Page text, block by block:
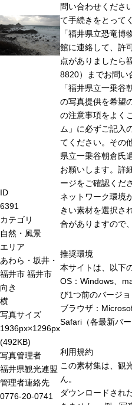
ID
6391
カテゴリ
自然・風景
エリア
あわら・坂井・
福井市 福井市
向き
横
写真サイズ
1936px×1296px
(492KB)
写真管理者
福井県観光連盟
管理者連絡先
0776-20-0741
問い合わせくださ
て手続きをとって
「福井県立恐竜
館に連絡して、許
点がありましたら
8820）までお問い
「福井県立一乗
の写真提供を希望
の注意事項をよく
ム」に必ずご記入
てください。その
県立一乗谷朝倉氏
お願いします。詳
ージをご確認くだ
ネットワーク環境
きい素材を選択さ
合がありますので
推奨環境
本サイトは、以下
OS：Windows、
び1つ前のバージョ
ブラウザ：
Safari（各最新バ
利用規約
この素材集は、観
ん。
ダウンロードされ